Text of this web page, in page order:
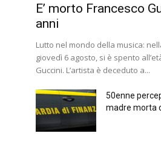
E’ morto Francesco
anni
Lutto nel mondo della musica:
giovedì 6 agosto, si è spento
Guccini. L’artista è deceduto a...
50enne
madre morta